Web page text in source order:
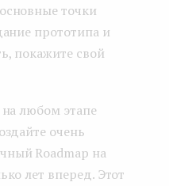
точки
прототипа и
покажите свой
любом этапе
очень
Roadmap на
лет вперед. Этот